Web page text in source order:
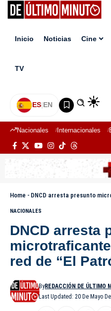
Inicio Noticias Cine
TV
ES|EN
Nacionales Internacionales
Home - DNCD arresta presunto
NACIONALES
DNCD arresta
red de “El
Last Updated: 20 De Mayo
ByREDACCIÓN DE ÚLTIMO